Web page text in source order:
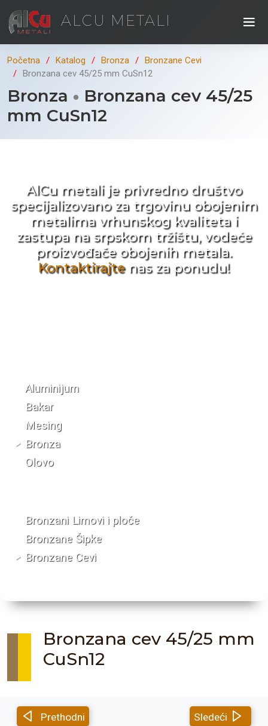
ALCU METALI
Početna Katalog Bronza
Bronzane Cevi
Bronzana cev 45/25 mm CuSn12
Bronza
Bronzana cev 45/25
mm CuSn12
AlCu metali je privredno društvo
specijalizovano za trgovinu obojenim
metalima vrhunskog kvaliteta i
zastupa na srpskom tržištu, vodeće
proizvođače obojenih metala.
Kontaktirajtenas za ponudu!
Aluminijum
Bakar
Mesing
Bronza
Olovo
Bronzani Limovi i ploče
Bronzane Šipke
Bronzane Cevi
Bronzana cev 45/25 mm
CuSn12
Prethodni Sledeći